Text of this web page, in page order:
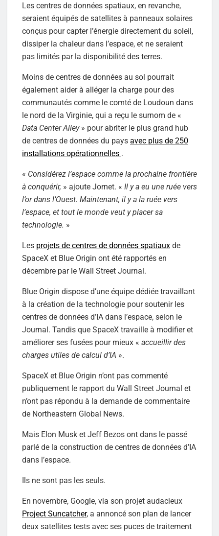
Les centres de données spatiaux, en revanche,
seraient équipés de satellites à panneaux solaires
conçus pour capter l’énergie directement du soleil,
dissiper la chaleur dans l’espace, et ne seraient
pas limités par la disponibilité des terres.
Moins de centres de données au sol pourrait
également aider à alléger la charge pour des
communautés comme le comté de Loudoun dans
le nord de la Virginie, qui a reçu le surnom de «
Data Center Alley» pour abriter le plus grand hub
de centres de données du pays avec plus de 250
installations opérationnelles .
« Considérez l’espace comme la prochaine frontière
à conquérir, » ajoute Jornet. « Il y a eu une ruée vers
l’or dans l’Ouest. Maintenant, il y a la ruée vers
l’espace, et tout le monde veut y placer sa
technologie. »
Les projets de centres de données spatiaux de
SpaceX et Blue Origin ont été rapportés en
décembre par le Wall Street Journal.
Blue Origin dispose d’une équipe dédiée travaillant
à la création de la technologie pour soutenir les
centres de données d’IA dans l’espace, selon le
Journal. Tandis que SpaceX travaille à modifier et
améliorer ses fusées pour mieux « accueillir des
charges utiles de calcul d’IA ».
SpaceX et Blue Origin n’ont pas commenté
publiquement le rapport du Wall Street Journal et
n’ont pas répondu à la demande de commentaire
de Northeastern Global News.
Mais Elon Musk et Jeff Bezos ont dans le passé
parlé de la construction de centres de données d’IA
dans l’espace.
Ils ne sont pas les seuls.
En novembre, Google, via son projet audacieux
Project Suncatcher, a annoncé son plan de lancer
deux satellites tests avec ses puces de traitement